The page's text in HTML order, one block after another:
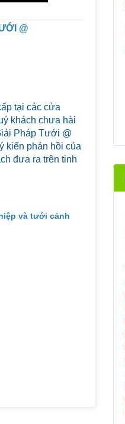
@
tại các cửa
khách chưa hài
Pháp Tưới @
kiến phản hồi của
đưa ra trên tinh
và tưới cảnh